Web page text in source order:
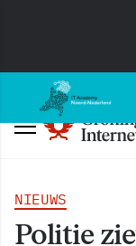
NIEUWS
Politie